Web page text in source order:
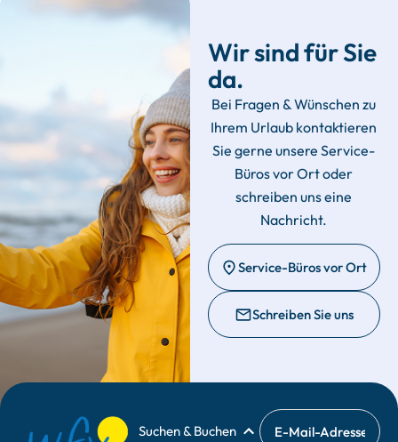
Wir sind für Sie
da.
Bei Fragen & Wünschen zu
Ihrem Urlaub kontaktieren
Sie gerne unsere Service-
Büros vor Ort oder
schreiben uns eine
Nachricht.
Service-Büros vor Ort
Schreiben Sie uns
Suchen & Buchen